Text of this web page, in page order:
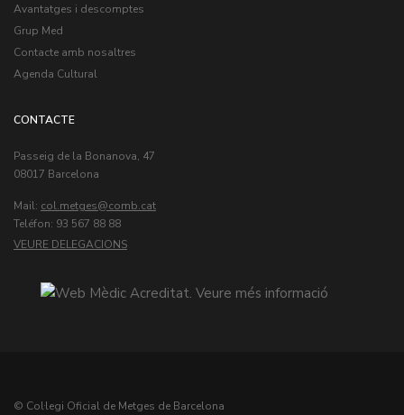
Avantatges i descomptes
Grup Med
Contacte amb nosaltres
Agenda Cultural
CONTACTE
Passeig de la Bonanova, 47
08017 Barcelona
Mail: col.metges
Teléfon: 93 567 88 88
VEURE DELEGACIONS
© Col·legi Oficial de Metges de Barcelona